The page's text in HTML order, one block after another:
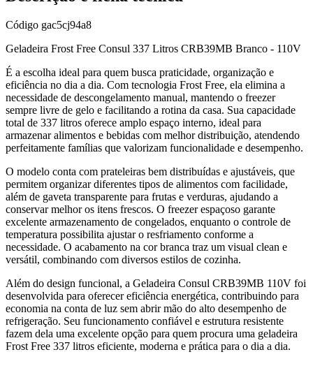
Código gac5cj94a8
Geladeira Frost Free Consul 337 Litros CRB39MB Branco - 110V
É a escolha ideal para quem busca praticidade, organização e
eficiência no dia a dia. Com tecnologia Frost Free, ela elimina a
necessidade de descongelamento manual, mantendo o freezer
sempre livre de gelo e facilitando a rotina da casa. Sua capacidade
total de 337 litros oferece amplo espaço interno, ideal para
armazenar alimentos e bebidas com melhor distribuição, atendendo
perfeitamente famílias que valorizam funcionalidade e desempenho.
O modelo conta com prateleiras bem distribuídas e ajustáveis, que
permitem organizar diferentes tipos de alimentos com facilidade,
além de gaveta transparente para frutas e verduras, ajudando a
conservar melhor os itens frescos. O freezer espaçoso garante
excelente armazenamento de congelados, enquanto o controle de
temperatura possibilita ajustar o resfriamento conforme a
necessidade. O acabamento na cor branca traz um visual clean e
versátil, combinando com diversos estilos de cozinha.
Além do design funcional, a Geladeira Consul CRB39MB 110V foi
desenvolvida para oferecer eficiência energética, contribuindo para
economia na conta de luz sem abrir mão do alto desempenho de
refrigeração. Seu funcionamento confiável e estrutura resistente
fazem dela uma excelente opção para quem procura uma geladeira
Frost Free 337 litros eficiente, moderna e prática para o dia a dia.